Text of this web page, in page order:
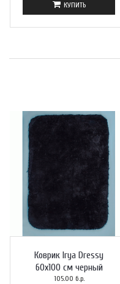
КУПИТЬ
Коврик Irya Dressy
60x100 см черный
105.00 б.р.